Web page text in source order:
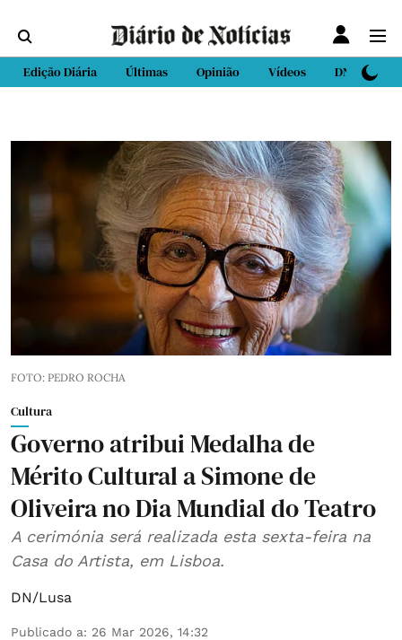
Edição Diária Últimas Opinião Vídeos DN Sport
FOTO: PEDRO ROCHA
Cultura
Governo atribui Medalha de
Mérito Cultural a Simone de
Oliveira no Dia Mundial do Teatro
A cerimónia será realizada esta sexta-feira na
Casa do Artista, em Lisboa.
DN/Lusa
Publicado a: 26 Mar 2026, 14:32